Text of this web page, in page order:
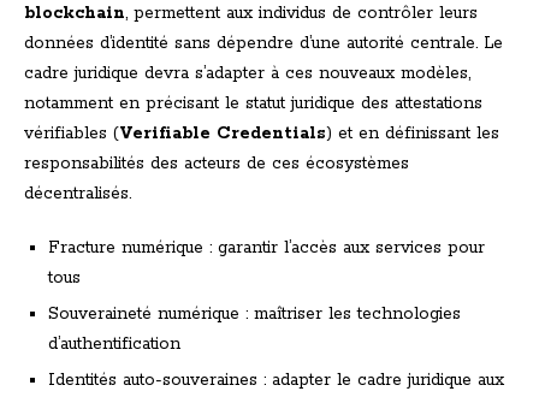
blockchain, permettent aux individus de contrôler leurs
données d’identité sans dépendre d’une autorité centrale. Le
cadre juridique devra s’adapter à ces nouveaux modèles,
notamment en précisant le statut juridique des attestations
vérifiables (Verifiable Credentials) et en définissant les
responsabilités des acteurs de ces écosystèmes
décentralisés.
Fracture numérique : garantir l’accès aux services pour
tous
Souveraineté numérique : maîtriser les technologies
d’authentification
Identités auto-souveraines : adapter le cadre juridique aux